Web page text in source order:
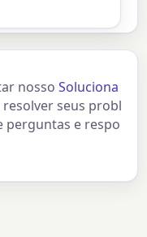
nossoSoluciona
resolver seus probl
perguntas e respo